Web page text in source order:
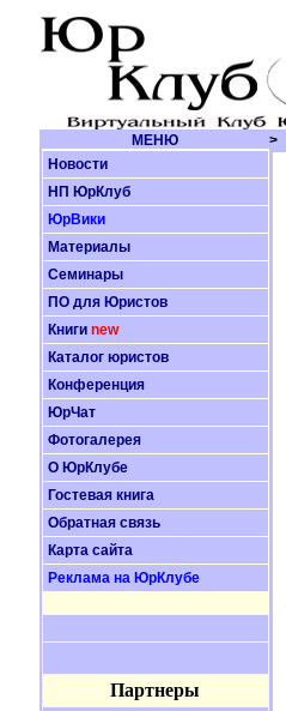
МЕНЮ
>
Новости
НП ЮрКлуб
ЮрВики
Материалы
Семинары
ПО для Юристов
Книги new
Каталог юристов
Конференция
ЮрЧат
Фотогалерея
О ЮрКлубе
Гостевая книга
Обратная связь
Карта сайта
Реклама на ЮрКлубе
Партнеры